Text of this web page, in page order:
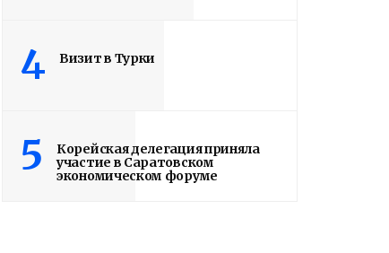
4 Визит в Турки
5
Корейская делегация приняла
участие в Саратовском
экономическом форуме